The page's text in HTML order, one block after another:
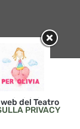
| p. iva
3.0
del Teatro
PRIVACY